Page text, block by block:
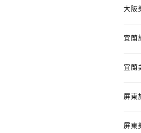
大阪
宜蘭
宜蘭
屏東
屏東